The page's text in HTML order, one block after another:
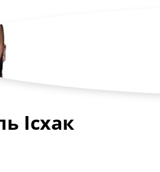
трансфери
коментарі
Ісхак